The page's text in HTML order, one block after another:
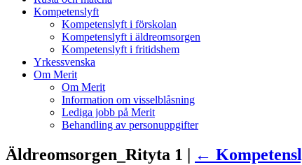
Kompetenslyft
Kompetenslyft i förskolan
Kompetenslyft i äldreomsorgen
Kompetenslyft i fritidshem
Yrkessvenska
Om Merit
Om Merit
Information om visselblåsning
Lediga jobb på Merit
Behandling av personuppgifter
Äldreomsorgen_Rityta 1 | ←